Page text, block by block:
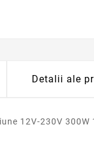
Detalii ale
12V-230V 300W